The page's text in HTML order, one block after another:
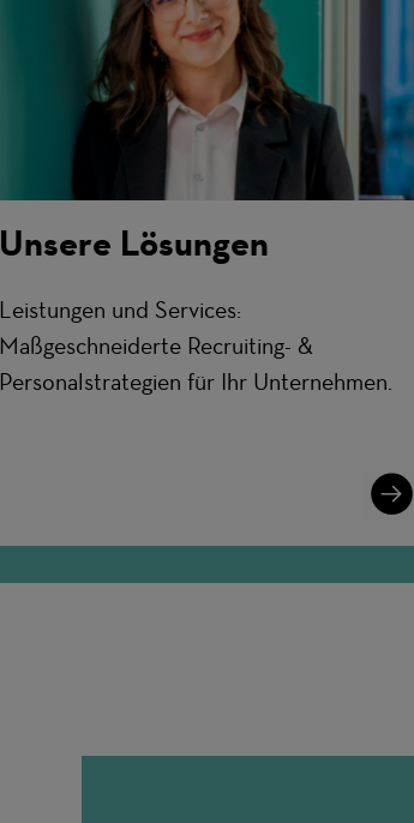
Unsere Lösungen
Leistungen und Services:
Maßgeschneiderte Recruiting- &
Personalstrategien für Ihr Unternehmen.
Learn
More